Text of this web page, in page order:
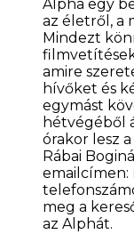
Alpha egy
az életről, a
Mindezt
amire
hívőket és
egymást
hétvégéből
órakor lesz
Rábai
emailcímen:
meg a
az Alphát.